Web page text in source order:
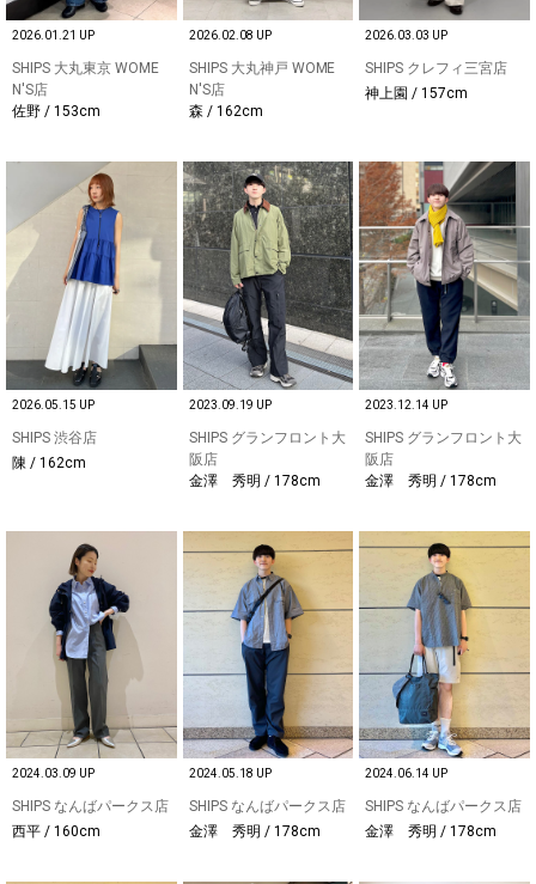
2026.01.21 UP
SHIPS 大丸東京 WOME
N'S店
佐野 / 153cm
2026.02.08 UP
SHIPS 大丸神戸 WOME
N'S店
森 / 162cm
2026.03.03 UP
SHIPS クレフィ三宮店
神上園 / 157cm
2026.05.15 UP
SHIPS 渋谷店
陳 / 162cm
2023.09.19 UP
SHIPS グランフロント大
阪店
金澤 秀明 / 178cm
2023.12.14 UP
SHIPS グランフロント大
阪店
金澤 秀明 / 178cm
2024.03.09 UP
SHIPS なんばパークス店
西平 / 160cm
2024.05.18 UP
SHIPS なんばパークス店
金澤 秀明 / 178cm
2024.06.14 UP
SHIPS なんばパークス店
金澤 秀明 / 178cm